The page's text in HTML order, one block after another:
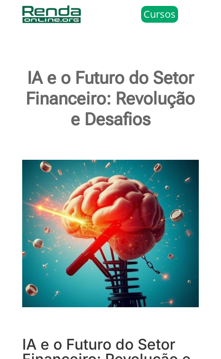
Cursos
IA e o Futuro do Setor
Financeiro: Revolução
e Desafios
IA e o Futuro do Setor